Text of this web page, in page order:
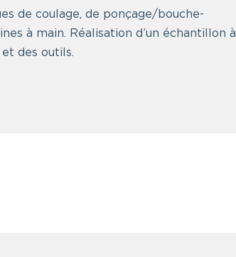
de coulage, de ponçage/bouche-
à main. Réalisation d’un échantillon à
des outils.